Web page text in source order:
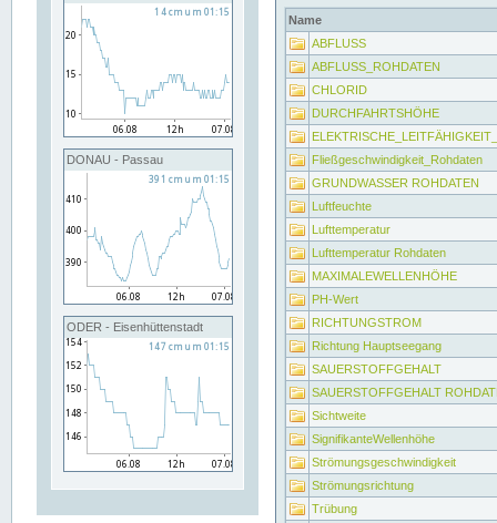
DONAU - Passau
ODER - Eisenhüttenstadt
Name
ABFLUSS
ABFLUSS_ROHDATEN
CHLORID
DURCHFAHRTSHÖHE
Fließgeschwindigkeit_Rohdaten
GRUNDWASSER ROHDATEN
Luftfeuchte
Lufttemperatur
Lufttemperatur Rohdaten
MAXIMALEWELLENHÖHE
PH-Wert
RICHTUNGSTROM
Richtung Hauptseegang
SAUERSTOFFGEHALT
SAUERSTOFFGEHALT
Sichtweite
SignifikanteWellenhöhe
Strömungsgeschwindigkeit
Strömungsrichtung
Trübung